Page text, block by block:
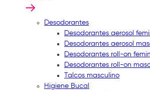
Desodorantes
Desodorantes aerosol
Desodorantes aerosol
Desodorantes roll-on
Desodorantes roll-on
Talcos masculino
Higiene Bucal